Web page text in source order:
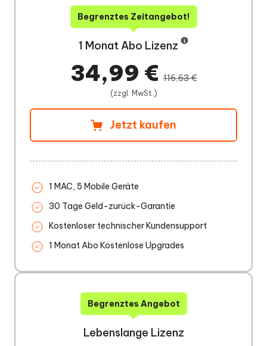
Begrenztes Zeitangebot!
1 Monat Abo Lizenz
34,99 €116,63 €
(zzgl. MwSt.)
Jetzt kaufen
1 MAC, 5 Mobile Geräte
30 Tage Geld-zurück-Garantie
Kostenloser technischer Kundensupport
1 Monat Abo Kostenlose Upgrades
Begrenztes Angebot
Lebenslange Lizenz